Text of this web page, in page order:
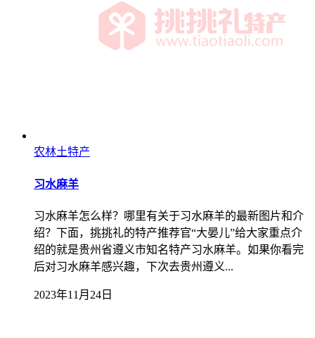
农林土特产
习水麻羊
习水麻羊怎么样？哪里有关于习水麻羊的最新图片和介
绍？下面，挑挑礼的特产推荐官“大晏儿”给大家重点介
绍的就是贵州省遵义市知名特产习水麻羊。如果你看完
后对习水麻羊感兴趣，下次去贵州遵义...
2023年11月24日